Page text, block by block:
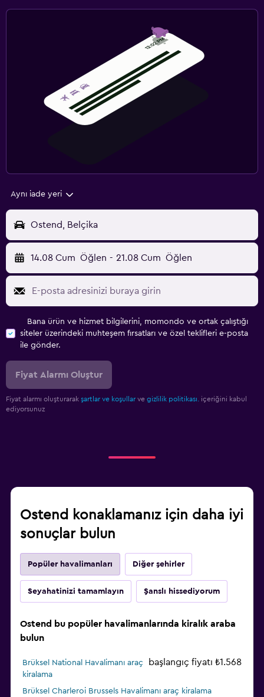
Aynı iade yeri
Ostend, Belçika
14.08 Cum Öğlen - 21.08 Cum Öğlen
Bana ürün ve hizmet bilgilerini, momondo ve ortak çalıştığı
siteler üzerindeki muhteşem fırsatları ve özel teklifleri e-posta
ile gönder.
Fiyat Alarmı Oluştur
Fiyat alarmı oluşturarak şartlar ve koşullar ve gizlilik politikası. içeriğini kabul
ediyorsunuz
Ostend konaklamanız için daha iyi
sonuçlar bulun
Popüler havalimanları Diğer şehirler
Seyahatinizi tamamlayın Şanslı hissediyorum
Ostend bu popüler havalimanlarında kiralık araba
bulun
Brüksel National Havalimanı araç
kiralama
başlangıç fiyatı ₺1.568
Brüksel Charleroi Brussels Havalimanı araç kiralama